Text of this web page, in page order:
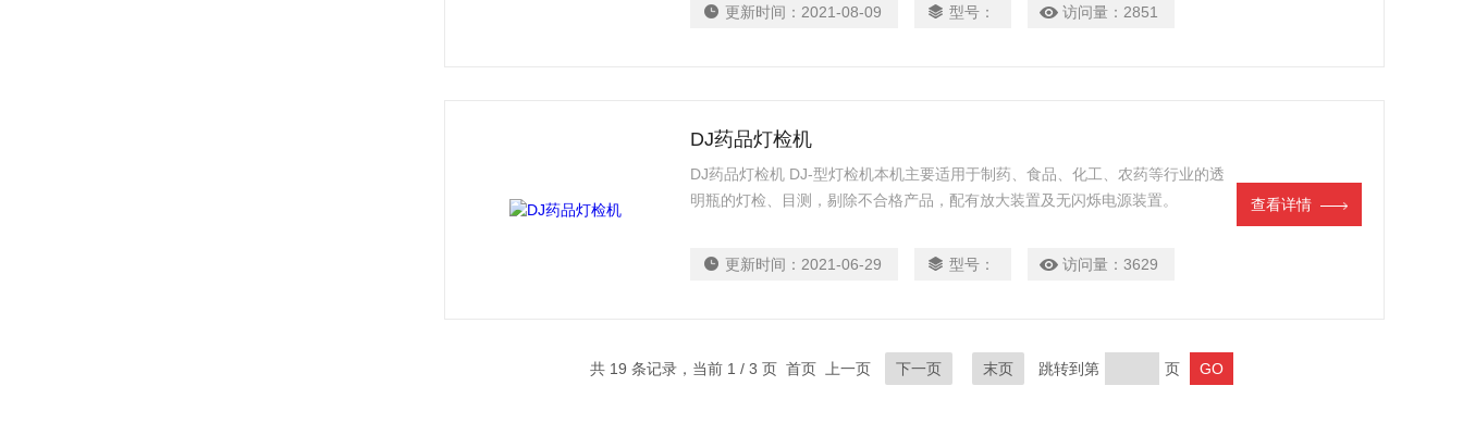
更新时间： 2021-08-09 型号： 访问量： 2851
DJ药品灯检机
DJ药品灯检机 DJ-型灯检机本机主要适用于制药、食品、化工、农药等行业的透
明瓶的灯检、目测，剔除不合格产品，配有放大装置及无闪烁电源装置。
更新时间： 2021-06-29 型号： 访问量：3629
查看详情
共 19 条记录，当前 1 / 3 页 首页 上一页 下一页 末页 跳转到第 页